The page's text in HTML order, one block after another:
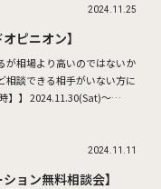
ピニオン】
が相場より高いのではないか
相談できる相手がいない方に
】】 2024.11.30(Sat)～
半～2時 […]
2024.11.25
ョン無料相談会】
2024.11.11